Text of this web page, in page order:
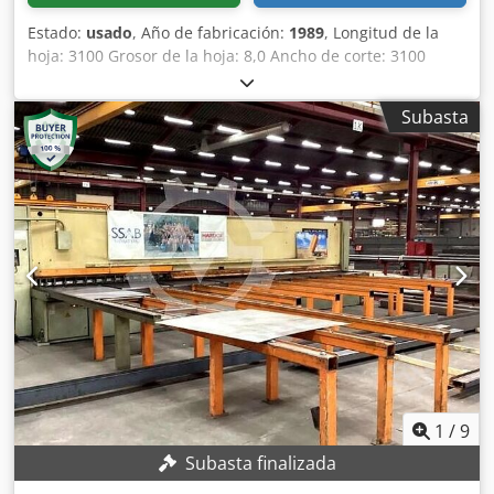
Estado: usado, Año de fabricación: 1989, Longitud de la
hoja: 3100 Grosor de la hoja: 8,0 Ancho de corte: 3100
Requisito total de potencia: 11 Peso aproximado: 7500
Dimensiones (largo x ancho x alto): 4180 x 2150 x 2000
Datos técnicos: Espesor de la chapa: 8 mm Longitud de
corte: 3.100 mm Tope trasero: motorizado 1.000 mm Ajuste
de la distancia de corte 11 kW Dkjdpfxoru Un Hj Ai Rsr
Subasta
1 /9
Subasta finalizada